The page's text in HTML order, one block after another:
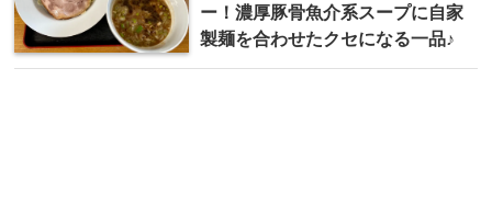
ー！濃厚豚骨魚介系スープに自家
製麺を合わせたクセになる一品♪